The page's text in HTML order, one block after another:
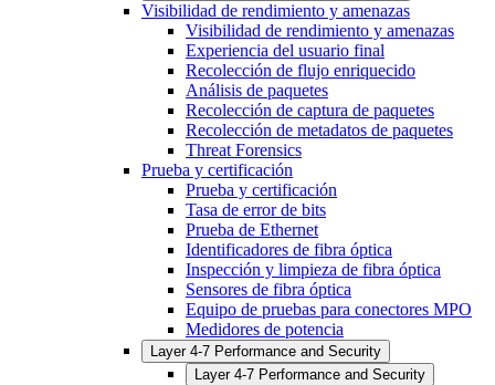
Visibilidad de rendimiento y amenazas
Visibilidad de rendimiento y amenazas
Experiencia del usuario final
Recolección de flujo enriquecido
Análisis de paquetes
Recolección de captura de paquetes
Recolección de metadatos de paquetes
Threat Forensics
Prueba y certificación
Prueba y certificación
Tasa de error de bits
Prueba de Ethernet
Identificadores de fibra óptica
Inspección y limpieza de fibra óptica
Sensores de fibra óptica
Equipo de pruebas para conectores MPO
Medidores de potencia
Layer 4-7 Performance and Security
Layer 4-7 Performance and Security